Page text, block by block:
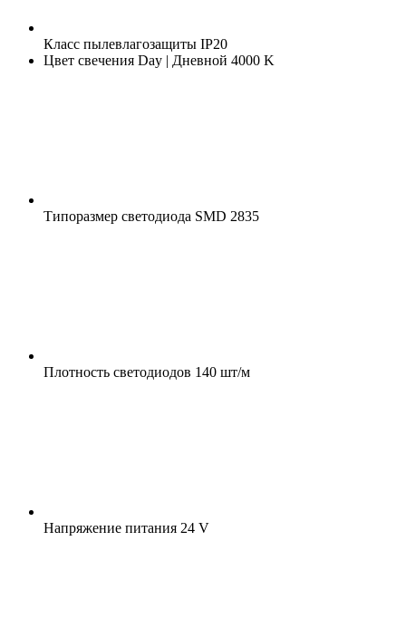
Класс пылевлагозащиты IP20
Цвет свечения Day | Дневной 4000 K
Типоразмер светодиода SMD 2835
Плотность светодиодов 140 шт/м
Напряжение питания 24 V